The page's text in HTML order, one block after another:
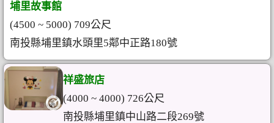
埔里故事館
(4500 ~ 5000) 709公尺
南投縣埔里鎮水頭里5鄰中正路180號
祥盛旅店
(4000 ~ 4000) 726公尺
南投縣埔里鎮中山路二段269號